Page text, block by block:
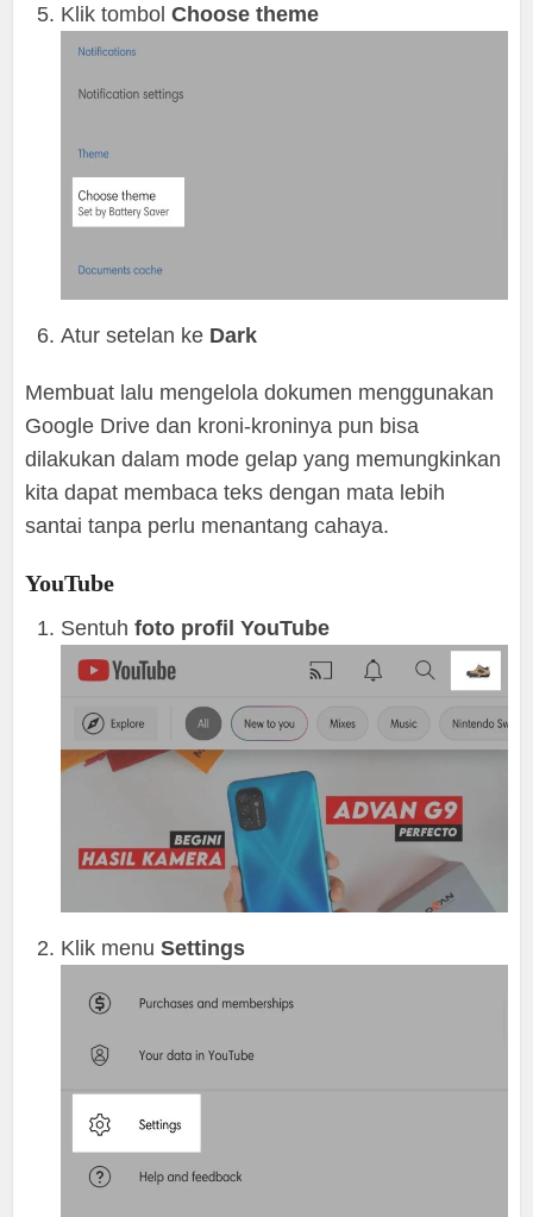
Klik tombolChoose theme
Atur setelan ke Dark
Membuat lalu mengelola dokumen menggunakan
Google Drive dan kroni-kroninya pun bisa
dilakukan dalam mode gelap yang memungkinkan
kita dapat membaca teks dengan mata lebih
santai tanpa perlu menantang cahaya.
YouTube
Sentuhfoto profil YouTube
Klik menuSettings